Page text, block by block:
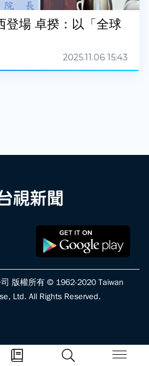
登場 卓揆：以「全球
2025.11.06 15:43
版權所有 © 1962-2020 Taiwan
Ltd. All Rights Reserved.